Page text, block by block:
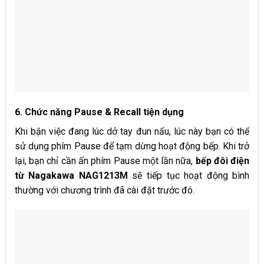
6. Chức năng Pause & Recall tiện dụng
Khi bận việc đang lúc dở tay đun nấu, lúc này bạn có thể
sử dụng phím Pause để tạm dừng hoạt động bếp. Khi trở
lại, bạn chỉ cần ấn phím Pause một lần nữa, bếp đôi điện
từ Nagakawa NAG1213M sẽ tiếp tục hoạt động bình
thường với chương trình đã cài đặt trước đó.